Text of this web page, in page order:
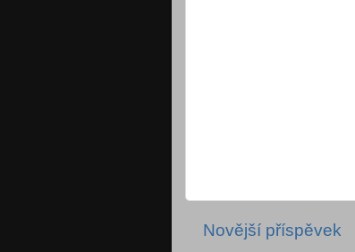
Novější příspěvek